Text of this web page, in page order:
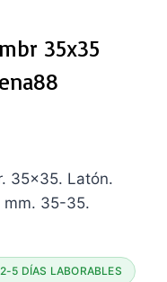
35x35
35×35. Latón.
mm. 35-35.
5 DÍAS LABORABLES